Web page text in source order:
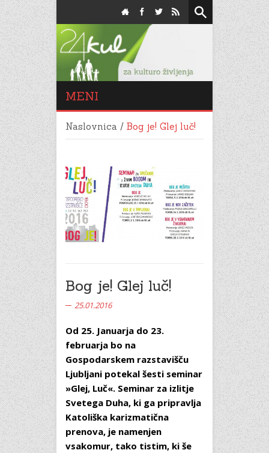
MENI
Naslovnica / Bog je! Glej luč!
Bog je! Glej luč!
25.01.2016
Od 25. Januarja do 23.
februarja bo na
Gospodarskem razstavišču
Ljubljani potekal šesti seminar
»Glej, Luč«. Seminar za izlitje
Svetega Duha, ki ga pripravlja
Katoliška karizmatična
prenova, je namenjen
vsakomur, tako tistim, ki še